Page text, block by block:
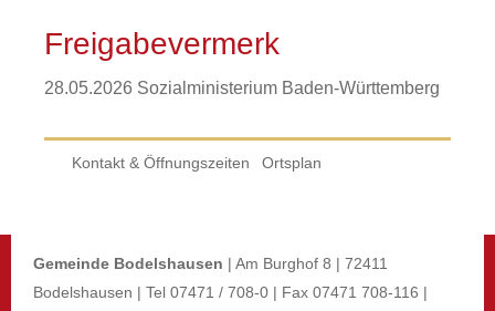
Freigabevermerk
28.05.2026 Sozialministerium Baden-Württemberg
Kontakt & Öffnungszeiten Ortsplan
Gemeinde Bodelshausen | Am Burghof 8 | 72411
Bodelshausen | Tel 07471 / 708-0 | Fax 07471 708-116 |